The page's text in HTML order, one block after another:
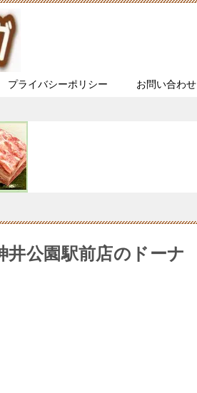
プライバシーポリシー お問い合わせ
井公園駅前店のドーナ